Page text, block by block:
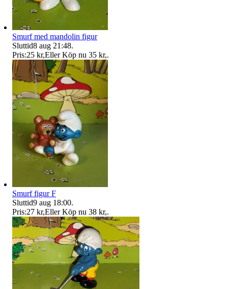
Smurf med mandolin figur
Sluttid8 aug 21:48.
Pris:25 kr,Eller Köp nu 35 kr,.
Smurf figur F
Sluttid9 aug 18:00.
Pris:27 kr,Eller Köp nu 38 kr,.